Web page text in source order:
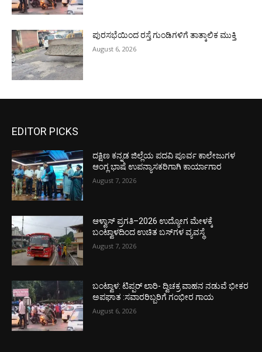
ಪುರಸಭೆಯಿಂದ ರಸ್ತೆ ಗುಂಡಿಗಳಿಗೆ ತಾತ್ಕಾಲಿಕ ಮುಕ್ತಿ
August 6, 2026
EDITOR PICKS
ದಕ್ಷಿಣ ಕನ್ನಡ ಜಿಲ್ಲೆಯ ಪದವಿ ಪೂರ್ವ ಕಾಲೇಜುಗಳ
ಆಂಗ್ಲ ಭಾಷೆ ಉಪನ್ಯಾಸಕರಿಗಾಗಿ ಕಾರ್ಯಾಗಾರ
August 7, 2026
ಆಳ್ವಾಸ್ ಪ್ರಗತಿ–2026 ಉದ್ಯೋಗ ಮೇಳಕ್ಕೆ
ಬಂಟ್ವಾಳದಿಂದ ಉಚಿತ ಬಸ್‌ಗಳ ವ್ಯವಸ್ಥೆ
August 7, 2026
ಬಂಟ್ವಾಳ: ಟಿಪ್ಪರ್ ಲಾರಿ- ದ್ವಿಚಕ್ರ ವಾಹನ ನಡುವೆ ಭೀಕರ
ಅಪಘಾತ :ಸವಾರರಿಬ್ಬರಿಗೆ ಗಂಭೀರ ಗಾಯ
August 6, 2026